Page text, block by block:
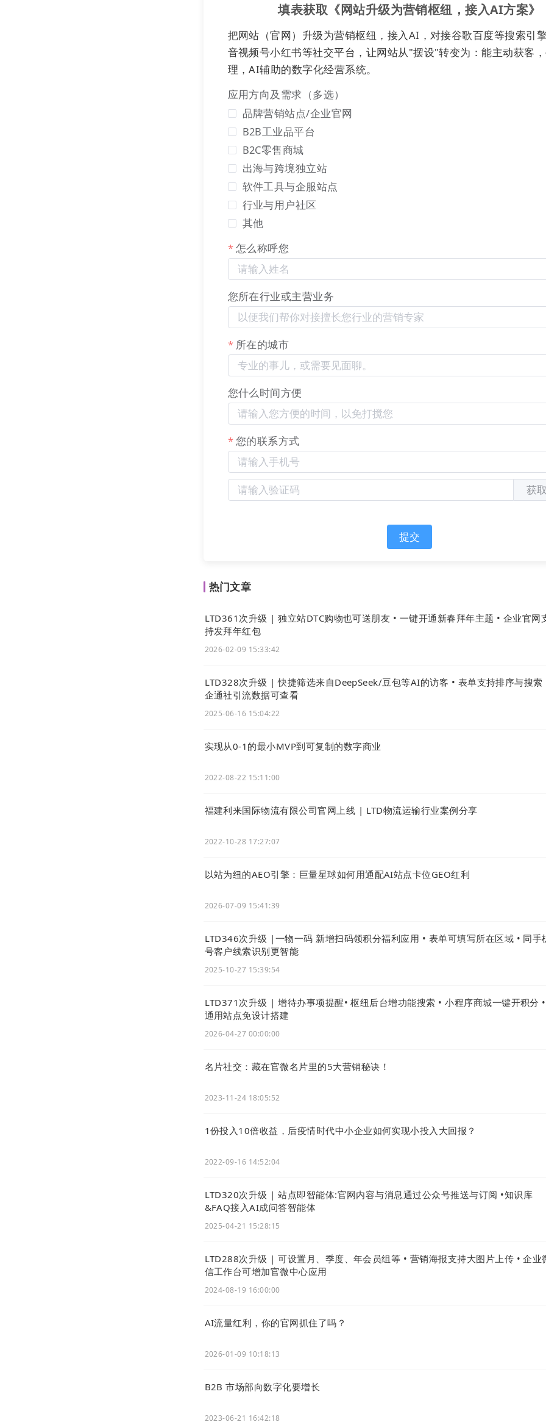
枢纽云 能够通过将高质量内容自动分发到各大自媒体平台，很大程度上扩
范围和影响力。这种内容分发机制提高了内容的可见性，也有助于构建品
在多个平台上保持一致的品牌信息和高频的内容更新，企业能够吸引和维
驱动即搜即用：品牌营销的全新机遇与挑战
“新搜索”的一个重要特征是用户行为从"即搜即走"转变为"即搜即用"。这种
响了用户的决策流程，也为品牌创造了新的营销机会。在传统搜索模式下
在搜索结果页面点击进入网站，然后再进行进一步的信息获取或交易。而在
中，用户可以直接在搜索结果中获得所需的信息，甚至完成交易。
相比于传统搜索结果中的链接展示，AI直接为用户提供答案的方式让内容
响力。当用户提出问题时，
品牌通过优质内容参与到用户的搜索旅程中，能更有效地将用户转化为潜
驱动的内容曝光模式，无疑为品牌提供了更多的营销触点。
也很重要，它不仅关注关键词，还要
确的表达，便于
，能够更好地反映客户
，保证了每个页面都能根据
进行个性化优化。这种方法提高了
势地位。
搜索不仅仅是获取信息的工具，已然成为了品牌营销的重要战场。
作为企
径，提升曝光及用户互动。 通过入站营销解决方案 ，帮助品牌在“搜索+内
机，实现自身的稳步增长。
填表获取《网站升级为营销枢纽，接入AI方案》
把网站（官网）升级为营销枢纽，接入AI，对接谷歌百度等搜索引
音视频号小红书等社交平台，让网站从"摆设"转变为：能主动获客
理，AI辅助的数字化经营系统。
应用方向及需求（多选）
品牌营销站点/企业官网
B2B工业品平台
B2C零售商城
出海与跨境独立站
软件工具与企服站点
行业与用户社区
其他
怎么称呼您
您所在行业或主营业务
所在的城市
您什么时间方便
您的联系方式
获
提交
热门文章
LTD361次升级 | 独立站DTC购物也可送朋友 • 一键开通新春拜年主题 • 企业官网
持发拜年红包
2026-02-09 15:33:42
LTD328次升级 | 快捷筛选来自DeepSeek/豆包等AI的访客 • 表单支持排序与搜索
企通社引流数据可查看
2025-06-16 15:04:22
实现从0-1的最小MVP到可复制的数字商业
2022-08-22 15:11:00
福建利来国际物流有限公司官网上线 | LTD物流运输行业案例分享
2022-10-28 17:27:07
以站为纽的AEO引擎：巨量星球如何用通配AI站点卡位GEO红利
2026-07-09 15:41:39
LTD346次升级 |一物一码 新增扫码领积分福利应用 • 表单可填写所在区域 • 同手
号客户线索识别更智能
2025-10-27 15:39:54
LTD371次升级 | 增待办事项提醒• 枢纽后台增功能搜索 • 小程序商城一键开积分 •
通用站点免设计搭建
2026-04-27 00:00:00
名片社交：藏在官微名片里的5大营销秘诀！
2023-11-24 18:05:52
1份投入10倍收益，后疫情时代中小企业如何实现小投入大回报？
2022-09-16 14:52:04
LTD320次升级 | 站点即智能体:官网内容与消息通过公众号推送与订阅 •知识库
&FAQ接入AI成问答智能体
2025-04-21 15:28:15
LTD288次升级 | 可设置月、季度、年会员组等 • 营销海报支持大图片上传 • 企业
信工作台可增加官微中心应用
2024-08-19 16:00:00
AI流量红利，你的官网抓住了吗？
2026-01-09 10:18:13
B2B 市场部向数字化要增长
2023-06-21 16:42:18